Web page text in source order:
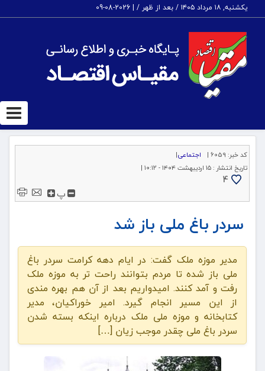
یکشنبه, ۱۸ مرداد ۱۴۰۵ / بعد از ظهر / |
2026-08-09
کد خبر: 6059 | اجتماعی|
تاریخ انتشار : ۱۵ اردیبهشت ۱۴۰۴ - ۱۰:۱۲ |
4
پ
سردر باغ ملی باز شد
مدیر موزه ملک گفت: در ایام دهه کرامت سردر باغ
ملی باز شده تا مردم بتوانند راحت تر به موزه ملک
رفت و آمد کنند. امیدواریم بعد از آن هم بهره مندی
از این مسیر انجام گیرد. امیر خوراکیان، مدیر
کتابخانه و موزه ملی ملک درباره اینکه بسته شدن
سردر باغ ملی چقدر موجب زیان […]